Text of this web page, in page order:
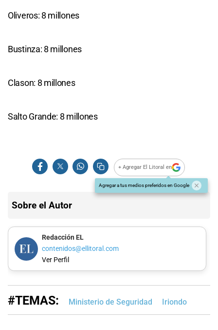
Oliveros: 8 millones
Bustinza: 8 millones
Clason: 8 millones
Salto Grande: 8 millones
+ Agregar El Litoral en
Agregar a tus medios preferidos en Google
Sobre el Autor
Redacción EL
contenidos@ellitoral.com
Ver Perfil
#TEMAS: Ministerio de Seguridad Iriondo